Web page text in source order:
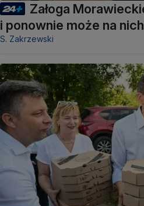
Załoga
i ponownie może na
S. Zakrzewski